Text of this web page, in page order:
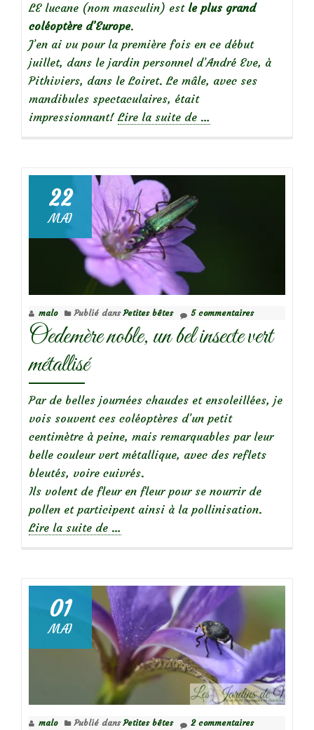
LE lucane (nom masculin) est le plus grand
coléoptère d’Europe.
J’en ai vu pour la première fois en ce début
juillet, dans le jardin personnel d’André Eve, à
Pithiviers, dans le Loiret. Le mâle, avec ses
mandibules spectaculaires, était
impressionnant! Lire la suite de à
…
22
MAI
malo Publié dansPetites bêtes 5 commentaires
Oedemère noble, un bel insecte vert
métallisé
Par de belles journées chaudes et ensoleillées, je
vois souvent ces coléoptères d’un petit
centimètre à peine, mais remarquables par leur
belle couleur vert métallique, avec des reflets
bleutés, voire cuivrés.
Ils volent de fleur en fleur pour se nourrir de
pollen et participent ainsi à la pollinisation.
Lire la suite de
un
bel
insecte
vert
métallisé
…
01
MAI
malo Publié dansPetites bêtes 2 commentaires